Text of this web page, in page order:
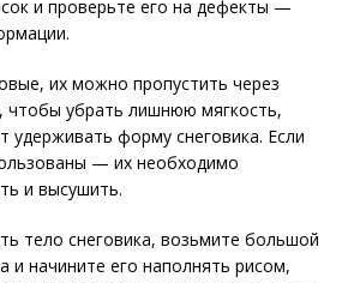
и проверьте его на дефекты —
их можно пропустить через
чтобы убрать лишнюю мягкость,
удерживать форму снеговика. Если
— их необходимо
и высушить.
тело снеговика, возьмите большой
и начините его наполнять рисом,